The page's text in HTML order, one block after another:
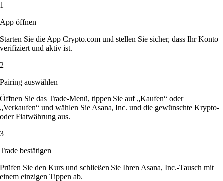
1
App öffnen
Starten Sie die App Crypto.com und stellen Sie sicher, dass Ihr Konto
verifiziert und aktiv ist.
2
Pairing auswählen
Öffnen Sie das Trade-Menü, tippen Sie auf „Kaufen“ oder
„Verkaufen“ und wählen Sie Asana, Inc. und die gewünschte Krypto-
oder Fiatwährung aus.
3
Trade bestätigen
Prüfen Sie den Kurs und schließen Sie Ihren Asana, Inc.-Tausch mit
einem einzigen Tippen ab.